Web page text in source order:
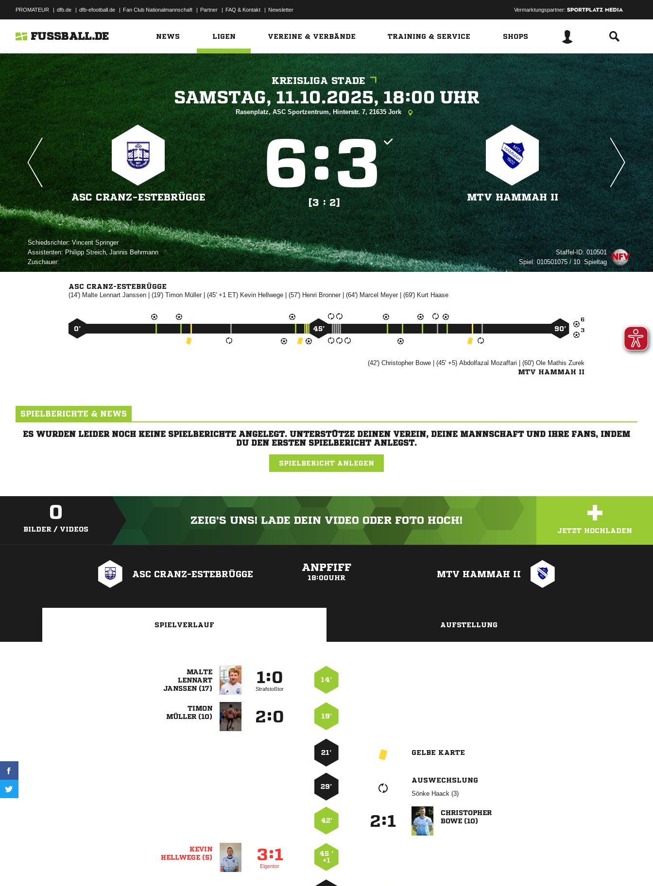
PROMATEUR | dfb.de | dfb-efootball.de | Fan Club Nationalmannschaft | Partner | FAQ & Kontakt | Newsletter Vermarktungspartner:
FUSSBALL.DE NEWS LIGEN VEREINE & VERBÄNDE TRAINING & SERVICE SHOPS
KREISLIGA STADE
   
Rasenplatz, ASC Sportzentrum, Hinterstr. 7, 21635 Jork
ASC CRANZ-ESTEBRÜGGE
:
[3 : 2]
MTV HAMMAH II
Schiedsrichter: 
Assistenten: ,  
Zuschauer:
Staffel-ID:010501
Spiel:010501075 / 10. Spieltag
ASC CRANZ-ESTEBRÜGGE
(14')  | (19') | (45' +1 ET) | (57')  | (64')  | (69') 


0’ 45’ 90’
(42')  | (45' +5)  | (60')  
MTV HAMMAH II
SPIELBERICHTE & NEWS
ES WURDEN LEIDER NOCH KEINE SPIELBERICHTE ANGELEGT. UNTERSTÜTZE DEINEN VEREIN, DEINE MANNSCHAFT UND IHRE FANS, INDEM
DU DEN ERSTEN SPIELBERICHT ANLEGST.
SPIELBERICHT ANLEGEN
0
BILDER / VIDEOS
ZEIG'S UNS! LADE DEIN VIDEO ODER FOTO HOCH! +
JETZT HOCHLADEN
ASC CRANZ-ESTEBRÜGGE
ANPFIFF
18:00UHR MTV HAMMAH II
SPIELVERLAUF AUFSTELLUNG


 
:
Strafstoßtor
14’

 
: 19’
21’ GELBE KARTE
29’
AUSWECHSLUNG
  
42’ :

 

 
:
Eigentor
45 ’
+1